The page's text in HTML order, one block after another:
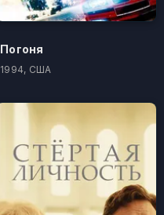
Погоня
1994, США